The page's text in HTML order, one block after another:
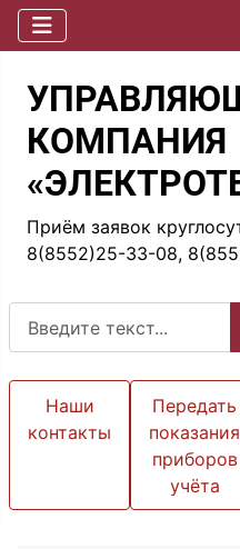
КОМПАНИЯ
Приём заявок
8(8552)25-33-08,
Наши
контакты
Передать
показания
приборов
учёта